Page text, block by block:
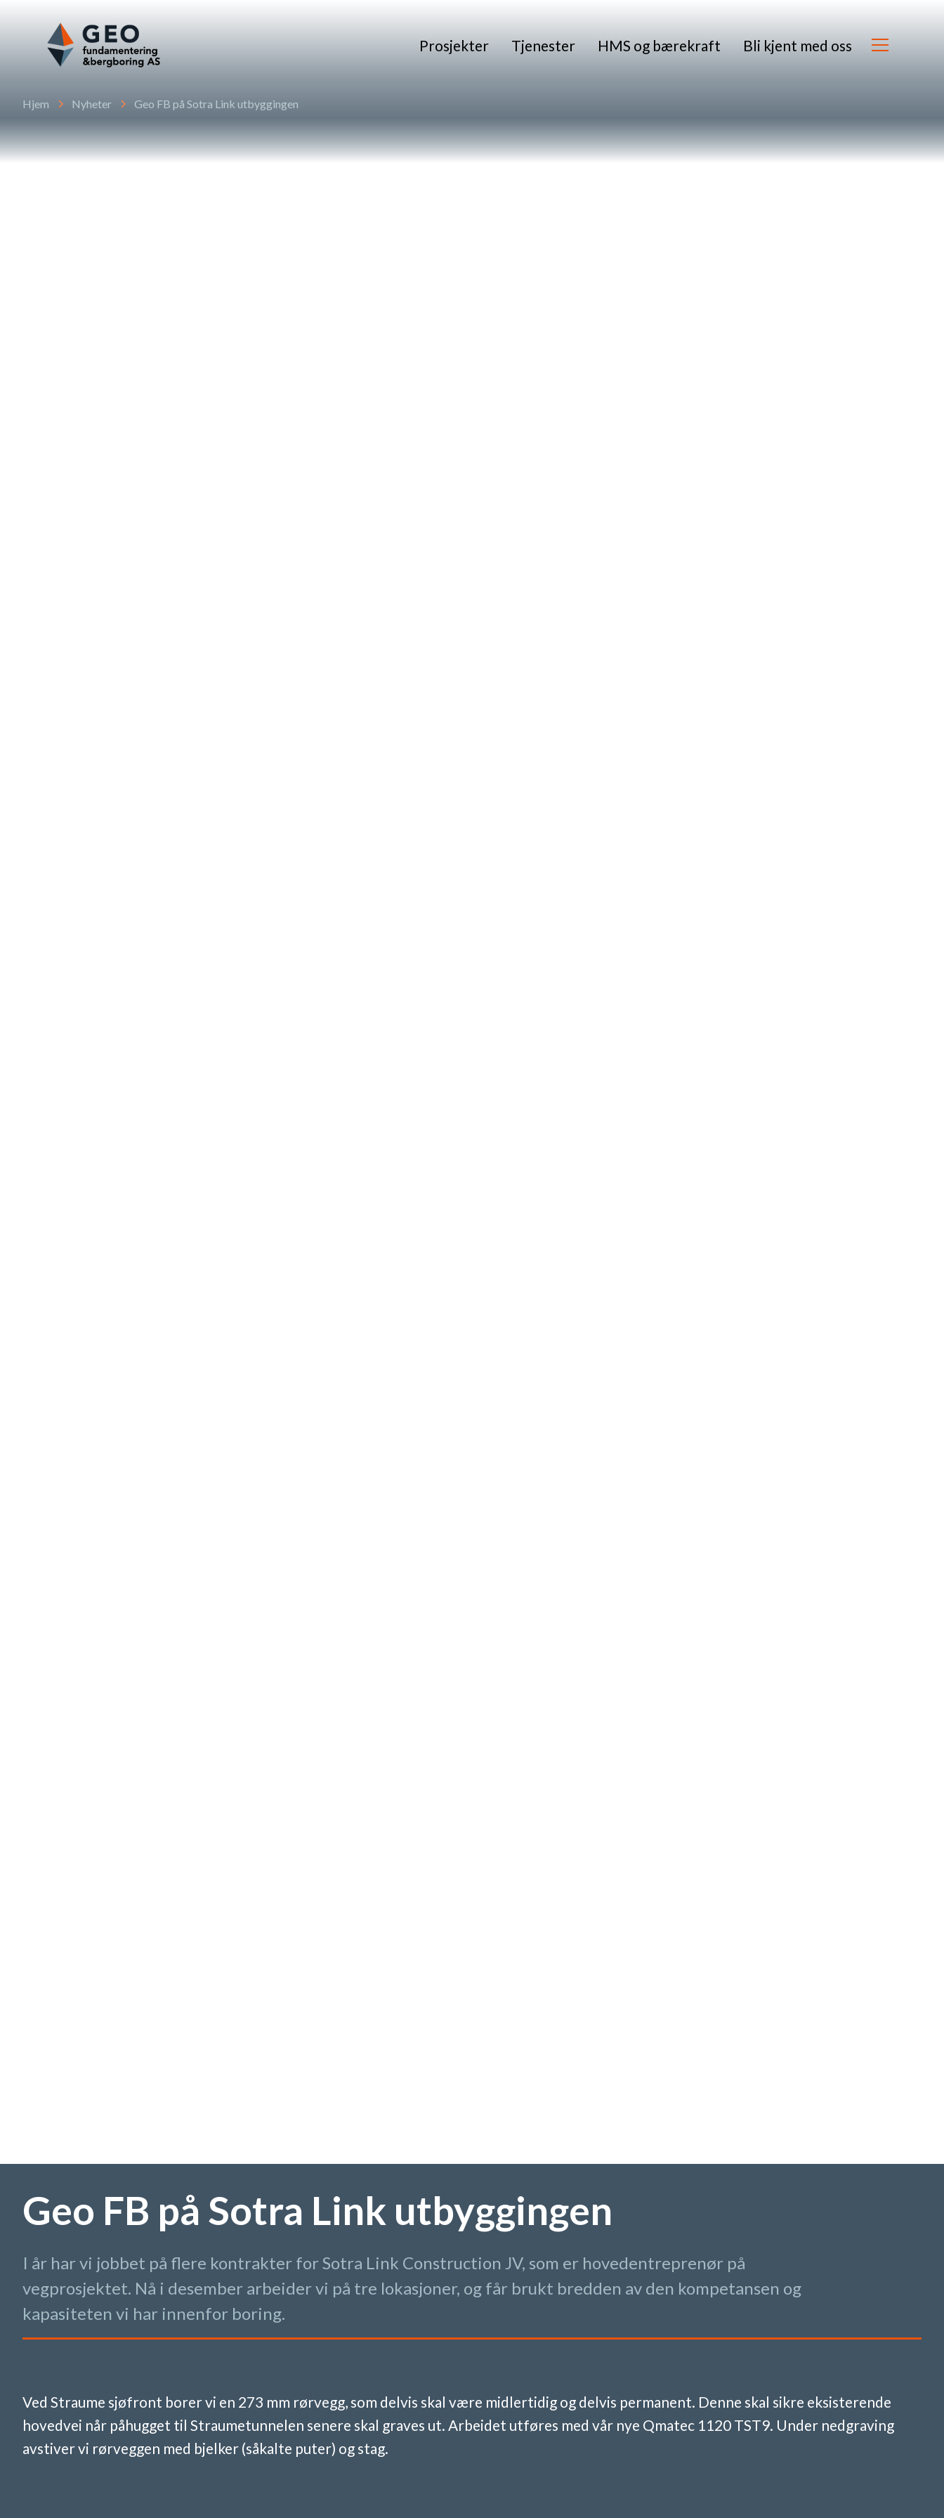
Prosjekter Tjenester HMS og bærekraft Bli kjent med oss
Hjem Nyheter Geo FB på Sotra Link utbyggingen
Geo FB på Sotra Link utbyggingen
I år har vi jobbet på flere kontrakter for Sotra Link Construction JV, som er hovedentreprenør på
vegprosjektet. Nå i desember arbeider vi på tre lokasjoner, og får brukt bredden av den kompetansen og
kapasiteten vi har innenfor boring.
Ved Straume sjøfront borer vi en 273 mm rørvegg, som delvis skal være midlertidig og delvis permanent. Denne skal sikre eksisterende
hovedvei når påhugget til Straumetunnelen senere skal graves ut. Arbeidet utføres med vår nye Qmatec 1120 TST9. Under nedgraving
avstiver vi rørveggen med bjelker (såkalte puter) og stag.